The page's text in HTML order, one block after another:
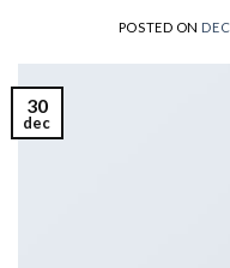
POSTED ON
30
dec